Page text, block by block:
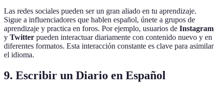
Las redes sociales pueden ser un gran aliado en tu aprendizaje.
Sigue a influenciadores que hablen español, únete a grupos de
aprendizaje y practica en foros. Por ejemplo, usuarios de Instagram
y Twitter pueden interactuar diariamente con contenido nuevo y en
diferentes formatos. Esta interacción constante es clave para asimilar
el idioma.
9. Escribir un Diario en Español